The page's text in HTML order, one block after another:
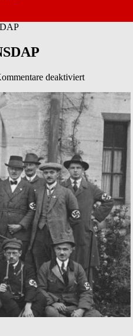
deaktiviertfür
über
die
Mitgliedschaft
der
NSDAP